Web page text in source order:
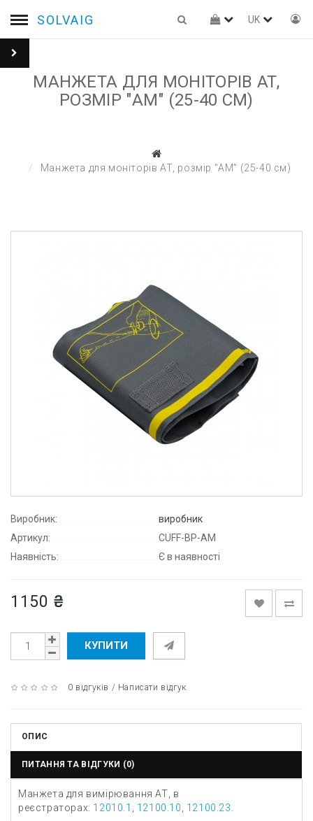
SOLVAIG UK
МАНЖЕТА ДЛЯ МОНІТОРІВ АТ,
РОЗМІР "AM" (25-40 СМ)
Манжета для моніторів АТ, розмір "AM" (25-40 см)
Виробник:
виробник
Артикул:
CUFF-BP-AM
Наявність:
Є в наявності
1150 ₴
КУПИТИ
0 відгуків / Написати відгук
ОПИС
ПИТАННЯ ТА ВІДГУКИ (0)
Манжета для вимірювання АТ, в
реєстраторах: 12010.1 12100.10 12100.23